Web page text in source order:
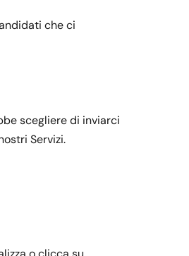
che ci
scegliere di inviarci
Servizi.